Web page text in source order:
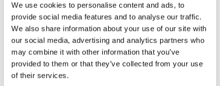
We use cookies to personalise content and ads, to
provide social media features and to analyse our traffic.
We also share information about your use of our site with
our social media, advertising and analytics partners who
may combine it with other information that you’ve
provided to them or that they’ve collected from your use
of their services.
Interesses
Windsurfen, geschiedenis en filosofie.
Meest relevante publicaties
Buuren, J. van, C. Koch, N. van Nieuw Amerongen, and
A. M. Wright. 2014. “The Use of Business Risk Audit
Perspectives by Non-Big 4 Audit Firms.” AUDITING: A